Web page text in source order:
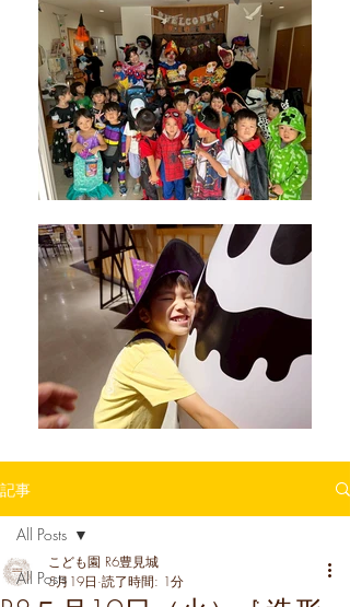
記事
All Posts
All Posts
こども園 R6豊見城
5月19日 読了時間: 1分